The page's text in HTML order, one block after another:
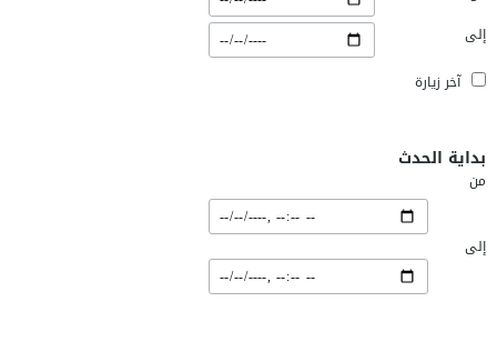
إلى
آخر زيارة
بداية الحدث
من
إلى